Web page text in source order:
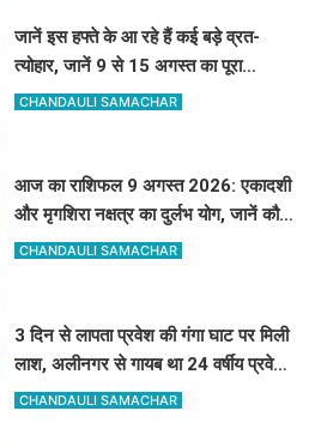
जानें इस हफ्ते के आ रहे हैं कई बड़े व्रत-
त्योहार, जानें 9 से 15 अगस्त का पूरा
साप्ताहिक पंचांग
CHANDAULI SAMACHAR
आज का राशिफल 9 अगस्त 2026: एकादशी
और मृगशिरा नक्षत्र का दुर्लभ योग, जानें कौन
सी राशियां होंगी मालामाल
CHANDAULI SAMACHAR
3 दिन से लापता प्रवेश की गंगा घाट पर मिली
लाश, अलीनगर से गायब था 24 वर्षीय प्रवेश
कुमार
CHANDAULI SAMACHAR